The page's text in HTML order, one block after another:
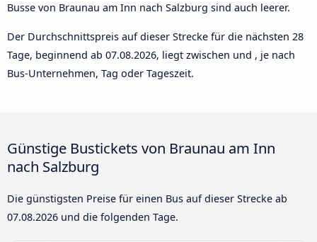
Busse von Braunau am Inn nach Salzburg sind auch leerer.
Der Durchschnittspreis auf dieser Strecke für die nächsten 28
Tage, beginnend ab 07.08.2026, liegt zwischen und , je nach
Bus-Unternehmen, Tag oder Tageszeit.
Günstige Bustickets von Braunau am Inn
nach Salzburg
Die günstigsten Preise für einen Bus auf dieser Strecke ab
07.08.2026 und die folgenden Tage.